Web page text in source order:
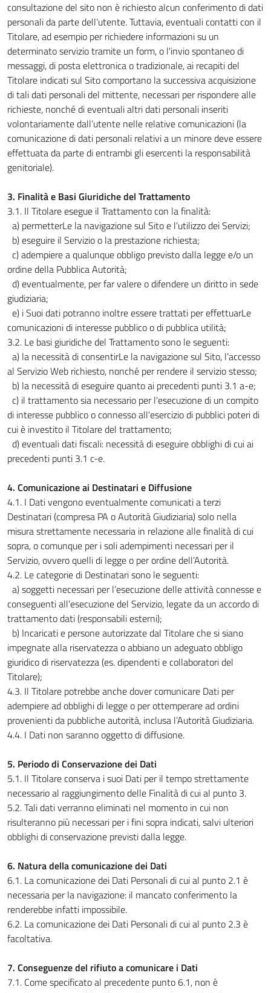
consultazione del sito non è richiesto alcun conferimento di dati
personali da parte dell’utente. Tuttavia, eventuali contatti con il
Titolare, ad esempio per richiedere informazioni su un
determinato servizio tramite un form, o l'invio spontaneo di
messaggi, di posta elettronica o tradizionale, ai recapiti del
Titolare indicati sul Sito comportano la successiva acquisizione
di tali dati personali del mittente, necessari per rispondere alle
richieste, nonché di eventuali altri dati personali inseriti
volontariamente dall’utente nelle relative comunicazioni (la
comunicazione di dati personali relativi a un minore deve essere
effettuata da parte di entrambi gli esercenti la responsabilità
genitoriale).
3. Finalità e Basi Giuridiche del Trattamento
3.1. Il Titolare esegue il Trattamento con la finalità:
a) permetterLe la navigazione sul Sito e l’utilizzo dei Servizi;
b) eseguire il Servizio o la prestazione richiesta;
c) adempiere a qualunque obbligo previsto dalla legge e/o un
ordine della Pubblica Autorità;
d) eventualmente, per far valere o difendere un diritto in sede
giudiziaria;
e) i Suoi dati potranno inoltre essere trattati per effettuarLe
comunicazioni di interesse pubblico o di pubblica utilità;
3.2. Le basi giuridiche del Trattamento sono le seguenti:
a) la necessità di consentirLe la navigazione sul Sito, l’accesso
al Servizio Web richiesto, nonché per rendere il servizio stesso;
b) la necessità di eseguire quanto ai precedenti punti 3.1 a-e;
c) il trattamento sia necessario per l'esecuzione di un compito
di interesse pubblico o connesso all'esercizio di pubblici poteri di
cui è investito il Titolare del trattamento;
d) eventuali dati fiscali: necessità di eseguire obblighi di cui ai
precedenti punti 3.1 c-e.
4. Comunicazione ai Destinatari e Diffusione
4.1. I Dati vengono eventualmente comunicati a terzi
Destinatari (compresa PA o Autorità Giudiziaria) solo nella
misura strettamente necessaria in relazione alle finalità di cui
sopra, o comunque per i soli adempimenti necessari per il
Servizio, ovvero quelli di legge o per ordine dell’Autorità.
4.2. Le categorie di Destinatari sono le seguenti:
a) soggetti necessari per l’esecuzione delle attività connesse e
conseguenti all’esecuzione del Servizio, legate da un accordo di
trattamento dati (responsabili esterni);
b) Incaricati e persone autorizzate dal Titolare che si siano
impegnate alla riservatezza o abbiano un adeguato obbligo
giuridico di riservatezza (es. dipendenti e collaboratori del
Titolare);
4.3. Il Titolare potrebbe anche dover comunicare Dati per
adempiere ad obblighi di legge o per ottemperare ad ordini
provenienti da pubbliche autorità, inclusa l’Autorità Giudiziaria.
4.4. I Dati non saranno oggetto di diffusione.
5. Periodo di Conservazione dei Dati
5.1. Il Titolare conserva i suoi Dati per il tempo strettamente
necessario al raggiungimento delle Finalità di cui al punto 3.
5.2. Tali dati verranno eliminati nel momento in cui non
risulteranno più necessari per i fini sopra indicati, salvi ulteriori
obblighi di conservazione previsti dalla legge.
6. Natura della comunicazione dei Dati
6.1. La comunicazione dei Dati Personali di cui al punto 2.1 è
necessaria per la navigazione: il mancato conferimento la
renderebbe infatti impossibile.
6.2. La comunicazione dei Dati Personali di cui al punto 2.3 è
facoltativa.
7. Conseguenze del rifiuto a comunicare i Dati
7.1. Come specificato al precedente punto 6.1, non è